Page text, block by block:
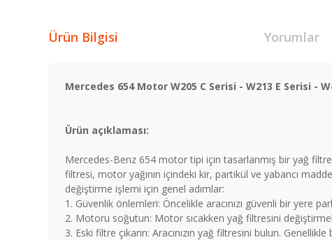
Ürün Bilgisi Yorumlar
Mercedes 654 Motor W205 C Serisi - W213 E Serisi -
Ürün açıklaması:
Mercedes-Benz 654 motor tipi için tasarlanmış bir yağ
filtresi, motor yağının içindeki kir, partikül ve yabancı
değiştirme işlemi için genel adımlar:
1. Güvenlik önlemleri: Öncelikle aracınızı güvenli bir yere
2. Motoru soğutun: Motor sıcakken yağ filtresini
3. Eski filtre çıkarın: Aracınızın yağ filtresini bulun.